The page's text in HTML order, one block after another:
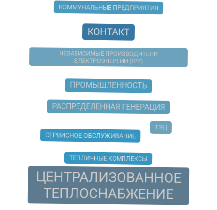
КОММУНАЛЬНЫЕ ПРЕДПРИЯТИЯ
КОНТАКТ
НЕЗАВИСИМЫЕ ПРОИЗВОДИТЕЛИ
ЭЛЕКТРОЭНЕРГИИ (IPP)
ПРОМЫШЛЕННОСТЬ
РАСПРЕДЕЛЕННАЯ ГЕНЕРАЦИЯ
СЕРВИСНОЕ ОБСЛУЖИВАНИЕ
ТЭЦ
ТЕПЛИЧНЫЕ КОМПЛЕКСЫ
ЦЕНТРАЛИЗОВАННОЕ
ТЕПЛОСНАБЖЕНИЕ